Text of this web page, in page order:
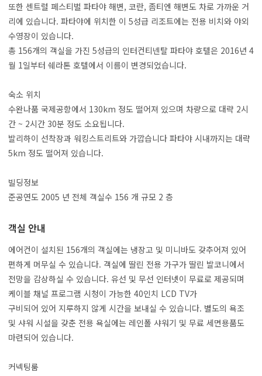
또한 센트럴 페스티벌 파타야 해변, 코란, 좀티엔 해변도 차로 가까운 거
리에 있습니다. 파타야에 위치한 이 5성급 리조트에는 전용 비치와 야외
수영장이 있습니다.
총 156개의 객실을 가진 5성급의 인터컨티넨탈 파타야 호텔은 2016년 4
월 1일부터 쉐라톤 호텔에서 이름이 변경되었습니다.
숙소 위치
수완나품 국제공항에서 130km 정도 떨어져 있으며 차량으로 대략 2시
간 ~ 2시간 30분 정도 소요됩니다.
발리하이 선착장과 워킹스트리트와 가깝습니다 파타야 시내까지는 대략
5km 정도 떨어져 있습니다.
빌딩정보
준공연도 2005 년 전체 객실수 156 개 규모 2 층
객실 안내
에어컨이 설치된 156개의 객실에는 냉장고 및 미니바도 갖추어져 있어
편하게 머무실 수 있습니다. 객실에 딸린 전용 가구가 딸린 발코니에서
전망을 감상하실 수 있습니다. 유선 및 무선 인터넷이 무료로 제공되며
케이블 채널 프로그램 시청이 가능한 40인치 LCD TV가
구비되어 있어 지루하지 않게 시간을 보내실 수 있습니다. 별도의 욕조
및 샤워 시설을 갖춘 전용 욕실에는 레인폴 샤워기 및 무료 세면용품도
마련되어 있습니다.
커넥팅룸